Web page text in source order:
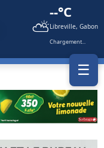
⛅
--°C
Libreville, Gabon
Chargement...
☰